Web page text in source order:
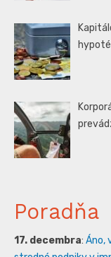
Poradňa
17. decembra: Áno,